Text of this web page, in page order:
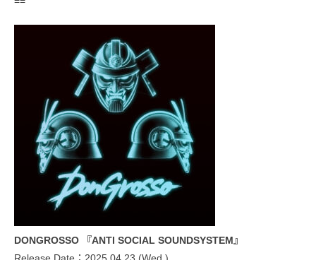
DONGROSSO 『ANTI SOCIAL SOUNDSYSTEM』